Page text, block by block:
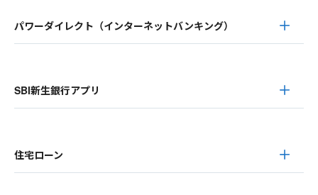
パワーダイレクト（インターネットバンキング）
SBI新生銀行アプリ
住宅ローン